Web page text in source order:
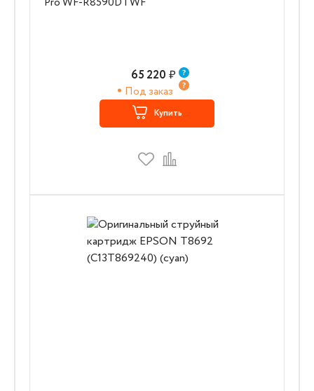
65 220 ₽
Под заказ
Купить